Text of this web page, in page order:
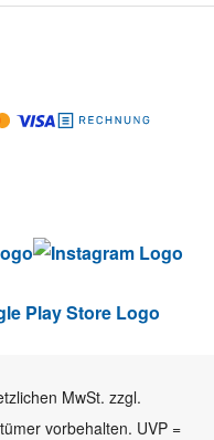
MwSt. zzgl.
vorbehalten. UVP =